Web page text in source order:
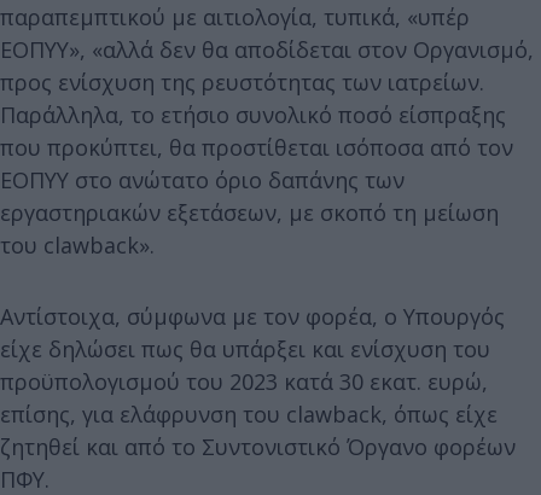
παραπεμπτικού με αιτιολογία, τυπικά, «υπέρ
ΕΟΠΥΥ», «αλλά δεν θα αποδίδεται στον Οργανισμό,
προς ενίσχυση της ρευστότητας των ιατρείων.
Παράλληλα, το ετήσιο συνολικό ποσό είσπραξης
που προκύπτει, θα προστίθεται ισόποσα από τον
ΕΟΠΥΥ στο ανώτατο όριο δαπάνης των
εργαστηριακών εξετάσεων, με σκοπό τη μείωση
του clawback».
Αντίστοιχα, σύμφωνα με τον φορέα, ο Υπουργός
είχε δηλώσει πως θα υπάρξει και ενίσχυση του
προϋπολογισμού του 2023 κατά 30 εκατ. ευρώ,
επίσης, για ελάφρυνση του clawback, όπως είχε
ζητηθεί και από το Συντονιστικό Όργανο φορέων
ΠΦΥ.